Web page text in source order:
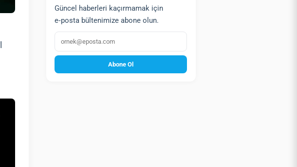
Güncel haberleri kaçırmamak için
e‑posta bültenimize abone olun.
E‑posta
Abone Ol